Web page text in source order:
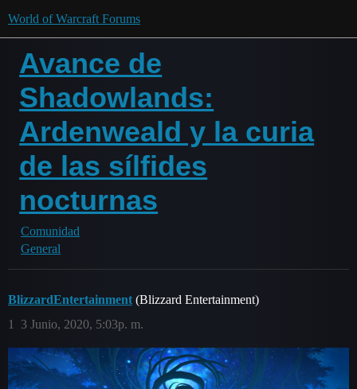
World of Warcraft Forums
Avance de
Shadowlands:
Ardenweald y la curia
de las sílfides
nocturnas
Comunidad
General
BlizzardEntertainment (Blizzard Entertainment)
3 Junio, 2020, 5:03p. m.
1